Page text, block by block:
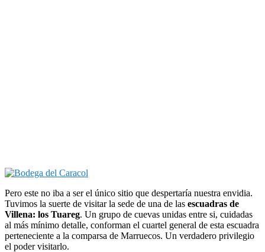
Pero este no iba a ser el único sitio que despertaría nuestra envidia.
Tuvimos la suerte de visitar la sede de una de las escuadras de
Villena: los Tuareg. Un grupo de cuevas unidas entre si, cuidadas
al más mínimo detalle, conforman el cuartel general de esta escuadra
perteneciente a la comparsa de Marruecos. Un verdadero privilegio
el poder visitarlo.